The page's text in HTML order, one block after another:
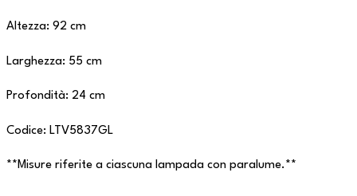
Altezza: 92 cm
Larghezza: 55 cm
Profondità: 24 cm
Codice: LTV5837GL
**Misure riferite a ciascuna lampada con paralume.**